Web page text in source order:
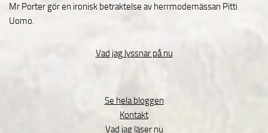
Mr Porter gör en ironisk betraktelse av herrmodemässan Pitti
Uomo.
Vad jag lyssnar på nu
Se hela bloggen
Kontakt
Vad jag läser nu